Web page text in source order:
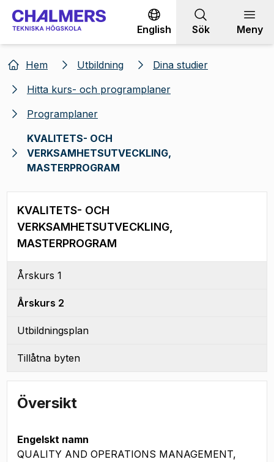
Gå till innehållet
English Sök Meny
Hem Utbildning
Dina studier
Hitta kurs- och programplaner
Programplaner
KVALITETS- OCH
VERKSAMHETSUTVECKLING,
MASTERPROGRAM
KVALITETS- OCH
VERKSAMHETSUTVECKLING,
MASTERPROGRAM
Årskurs 1
Årskurs 2
Utbildningsplan
Tillåtna byten
Översikt
Engelskt namn
QUALITY AND OPERATIONS MANAGEMENT,